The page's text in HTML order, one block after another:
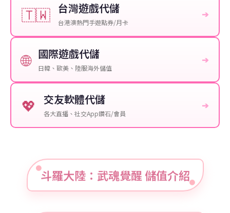
🇹🇼 台灣遊戲代儲
台港澳熱門手遊點券/月卡
➔
🌐 國際遊戲代儲
日韓、歐美、陸服海外儲值
➔
💖 交友軟體代儲
各大直播、社交App鑽石/會員
➔
斗羅大陸：武魂覺醒 儲值介紹